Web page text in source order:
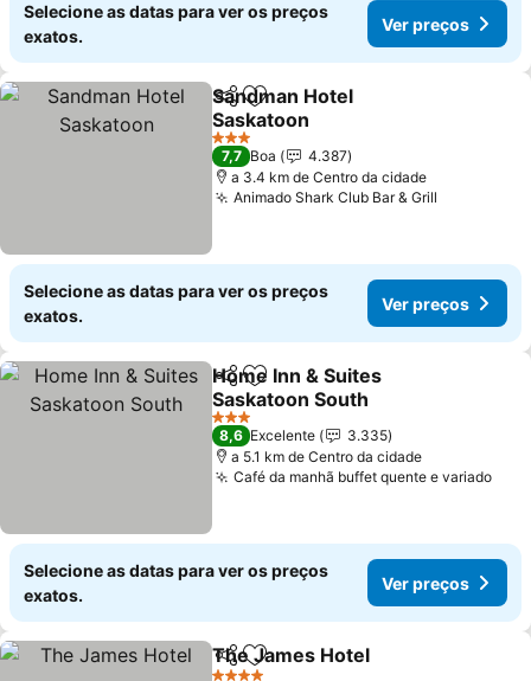
Selecione as datas para ver os preços
exatos.
Ver preços
PartilharAdicionar aos favoritos
Sandman Hotel
Saskatoon
Ver preços
3 Estrelas
7,7 Boa
4.387
a 3.4 km de Centro da cidade
Animado Shark Club Bar & Grill
Selecione as datas para ver os preços
exatos.
Ver preços
PartilharAdicionar aos favoritos
Home Inn & Suites
Saskatoon South
Ver preços
3 Estrelas
8,6 Excelente
3.335
a 5.1 km de Centro da cidade
Café da manhã buffet quente e variadoVer
Selecione as datas para ver os preços
exatos.
Ver preços
PartilharAdicionar aos favoritos
The James Hotel